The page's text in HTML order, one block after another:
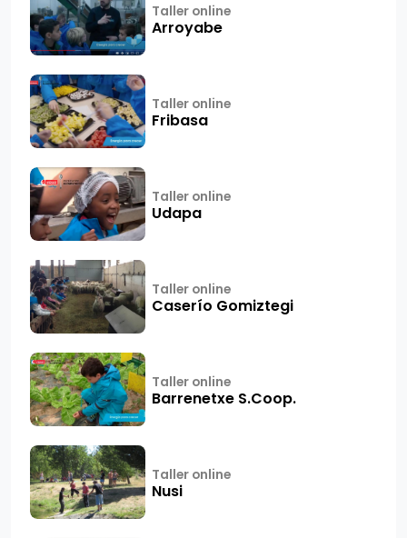
Taller online
Arroyabe
Taller online
Fribasa
Taller online
Udapa
Taller online
Caserío Gomiztegi
Taller online
Barrenetxe S.Coop.
Taller online
Nusi